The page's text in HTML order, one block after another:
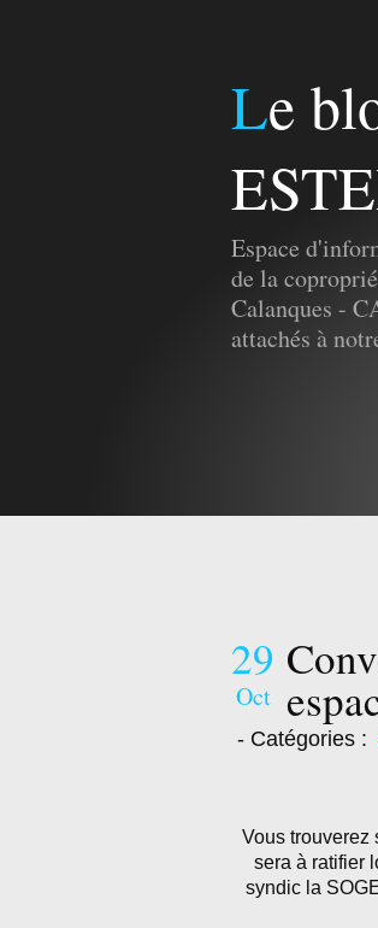
Le blog de la Copro G - CAP
Espace
de la
Calanques -
attachés à
29
Oct
- Catégories :
Vous trouverez
sera à ratifier
syndic la